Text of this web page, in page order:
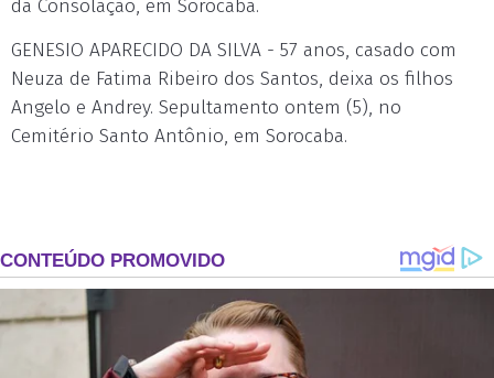
da Consolação, em Sorocaba.
GENESIO APARECIDO DA SILVA - 57 anos, casado com
Neuza de Fatima Ribeiro dos Santos, deixa os filhos
Angelo e Andrey. Sepultamento ontem (5), no
Cemitério Santo Antônio, em Sorocaba.